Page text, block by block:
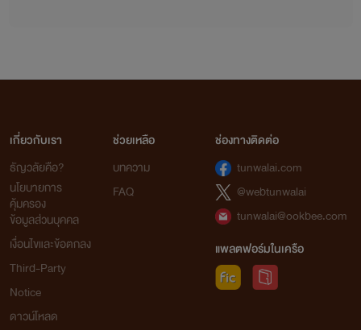
เกี่ยวกับเรา
ธัญวลัยคือ?
นโยบายการ
คุ้มครอง
ข้อมูลส่วนบุคคล
เงื่อนไขและข้อตกลง
Third-Party
Notice
ดาวน์โหลด
ช่วยเหลือ
บทความ
FAQ
ช่องทางติดต่อ
tunwalai.com
@webtunwalai
tunwalai@ookbee.com
แพลตฟอร์มในเครือ